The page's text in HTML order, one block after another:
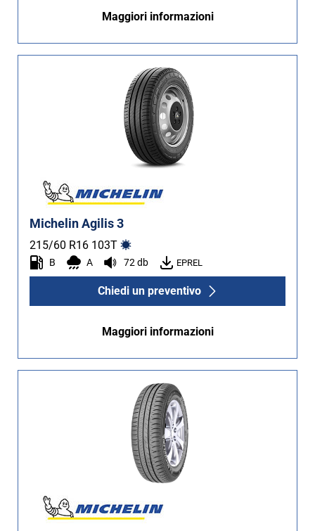
Maggiori informazioni
Michelin Agilis 3
215/60 R16 103T
B A 72 db EPREL
Chiedi un preventivo
Maggiori informazioni